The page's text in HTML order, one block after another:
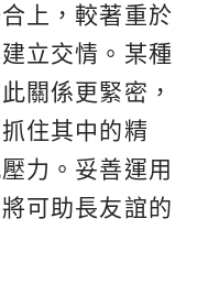
上，較著重於
立交情。某種
關係更緊密，
住其中的精
力。妥善運用
可助長友誼的